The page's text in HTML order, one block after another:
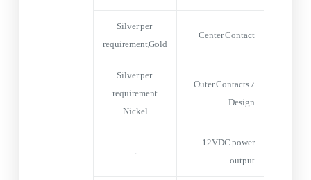
Center Contact
Silver per
requirement,Gold
Outer Contacts /
Design
Silver per
requirement,
Nickel
12VDC power
output
–